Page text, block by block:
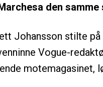
den samme
Johansson stilte
Vogue-
motemagasinet,